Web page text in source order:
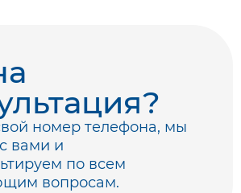
номер телефона, мы
вами и
по всем
вопросам.